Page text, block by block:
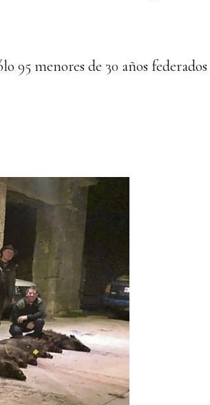
95 menores de 30 años federados